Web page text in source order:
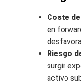
Coste
en
Riesgo
surgir
activo